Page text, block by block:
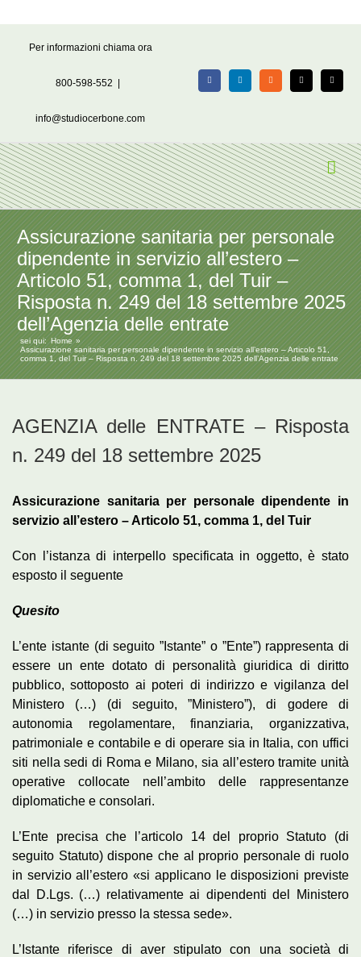
Per informazioni chiama ora
800-598-552
info@studiocerbone.com
FacebookLinkedIn Rss X Email
Assicurazione sanitaria per personale
dipendente in servizio all’estero –
Articolo 51, comma 1, del Tuir –
Risposta n. 249 del 18 settembre 2025
dell’Agenzia delle entrate
sei qui:
Home
Assicurazione sanitaria per personale dipendente in servizio all’estero – Articolo 51,
comma 1, del Tuir – Risposta n. 249 del 18 settembre 2025 dell’Agenzia delle entrate
AGENZIA delle ENTRATE – Risposta
n. 249 del 18 settembre 2025
Assicurazione sanitaria per personale dipendente in
servizio all’estero – Articolo 51, comma 1, del Tuir
Con l’istanza di interpello specificata in oggetto, è stato
esposto il seguente
Quesito
L’ente istante (di seguito ”Istante” o ”Ente”) rappresenta di
essere un ente dotato di personalità giuridica di diritto
pubblico, sottoposto ai poteri di indirizzo e vigilanza del
Ministero (…) (di seguito, ”Ministero”), di godere di
autonomia regolamentare, finanziaria, organizzativa,
patrimoniale e contabile e di operare sia in Italia, con uffici
siti nella sedi di Roma e Milano, sia all’estero tramite unità
operative collocate nell’ambito delle rappresentanze
diplomatiche e consolari.
L’Ente precisa che l’articolo 14 del proprio Statuto (di
seguito Statuto) dispone che al proprio personale di ruolo
in servizio all’estero «si applicano le disposizioni previste
dal D.Lgs. (…) relativamente ai dipendenti del Ministero
(…) in servizio presso la stessa sede».
L’Istante riferisce di aver stipulato con una società di